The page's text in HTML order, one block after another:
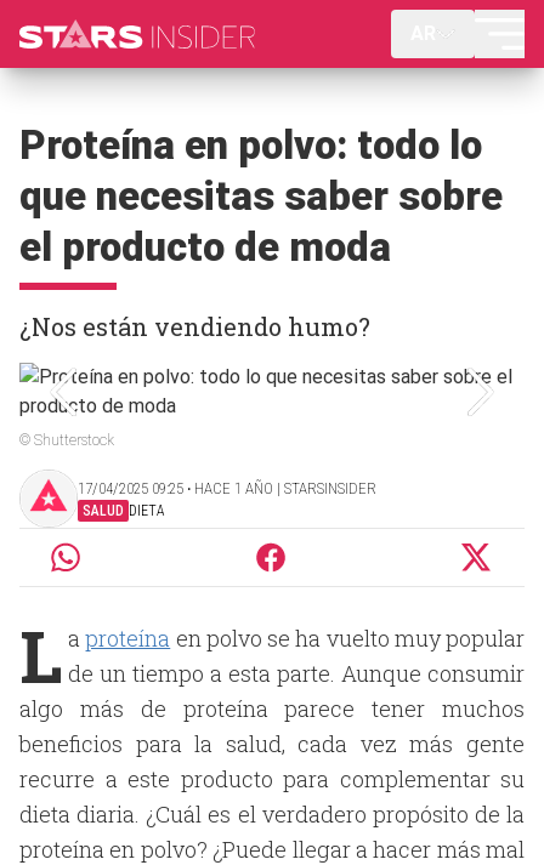
Proteína en polvo: todo lo
que necesitas saber sobre
el producto de moda
¿Nos están vendiendo humo?
© Shutterstock
17/04/2025 09:25 ‧ HACE 1 AÑO | STARSINSIDER
SALUD DIETA
L aproteína en polvo se ha vuelto muy popular
de un tiempo a esta parte. Aunque consumir
algo más de proteína parece tener muchos
beneficios para la salud, cada vez más gente
recurre a este producto para complementar su
dieta diaria. ¿Cuál es el verdadero propósito de la
proteína en polvo? ¿Puede llegar a hacer más mal